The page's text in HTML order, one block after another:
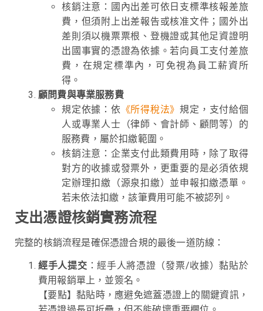
核銷注意：國內出差可依日支標準核報差旅
費，但須附上出差報告或核准文件；國外出
差則須以機票票根、登機證或其他足資證明
出國事實的憑證為依據。若向員工支付差旅
費，在規定標準內，可免視為員工薪資所
得。
顧問費與專業服務費
規定依據：依 《所得稅法》規定，支付給個
人或專業人士（律師、會計師、顧問等）的
服務費，屬於扣繳範圍。
核銷注意：企業支付此類費用時，除了取得
對方的收據或發票外，更重要的是必須依規
定辦理扣繳（源泉扣繳）並申報扣繳憑單。
若未依法扣繳，該筆費用可能不被認列。
支出憑證核銷實務流程
完整的核銷流程是確保憑證合規的最後一道防線：
經手人提交 ：經手人將憑證（發票/收據）黏貼於
費用報銷單上，並簽名。
【要點】黏貼時，應避免遮蓋憑證上的關鍵資訊，